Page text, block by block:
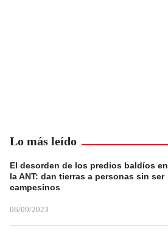
Lo más leído
El desorden de los predios baldíos en
la ANT: dan tierras a personas sin ser
campesinos
06/09/2023